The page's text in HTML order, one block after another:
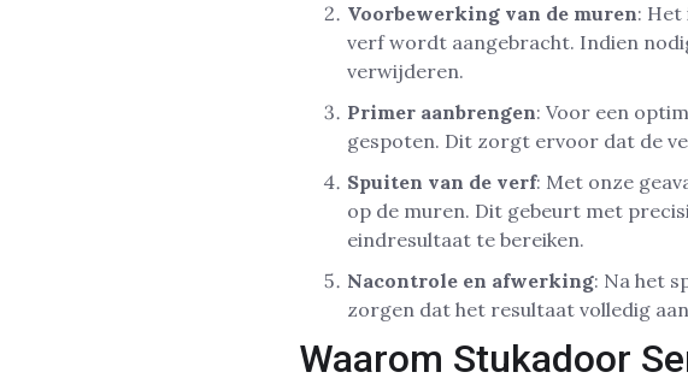
Voorbewerking van de muren: Het
verf wordt aangebracht. Indien
verwijderen.
Primer aanbrengen: Voor een
gespoten. Dit zorgt ervoor dat de
Spuiten van de verf: Met onze
op de muren. Dit gebeurt met
eindresultaat te bereiken.
Nacontrole en afwerking: Na het
zorgen dat het resultaat volledig
Waarom Stukadoor